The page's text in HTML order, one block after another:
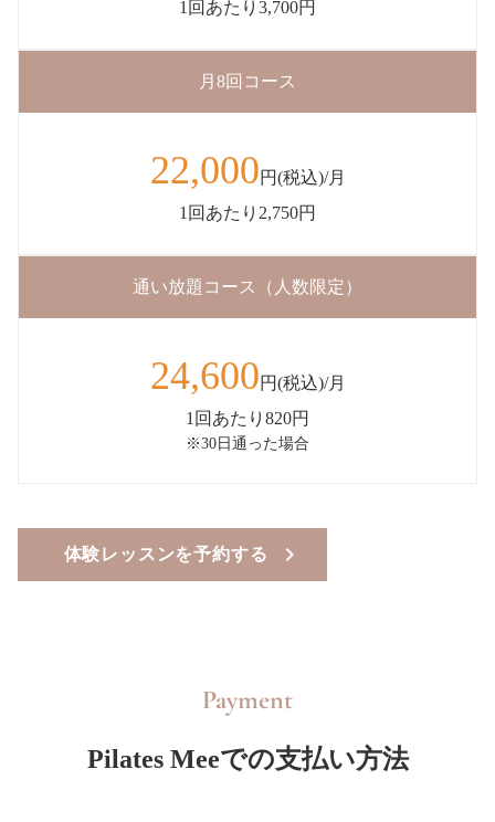
1回あたり3,700円
月8回コース
22,000円(税込)/月
1回あたり2,750円
通い放題コース（人数限定）
24,600円(税込)/月
1回あたり820円
※30日通った場合
体験レッスンを予約する
Payment
Pilates Meeでの支払い方法